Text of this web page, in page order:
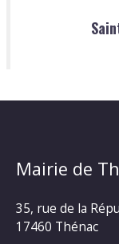
Mairie de
35, rue de la
17460 Thénac